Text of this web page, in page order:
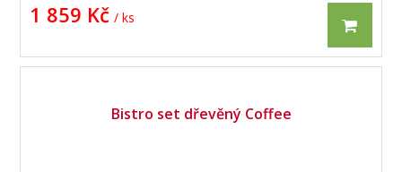
1 859 Kč / ks
Bistro set dřevěný Coffee